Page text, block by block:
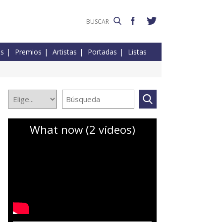
Premios Artistas Portadas Listas
What now (2 vídeos)